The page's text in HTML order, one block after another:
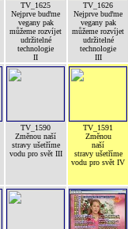
TV_1625
Nejprve buďme
vegany pak
můžeme rozvíjet
udržitelné
technologie
II
TV_1626
Nejprve buďme
vegany pak
můžeme rozvíjet
udržitelné
technologie
III
TV_1590
Změnou naší
stravy ušetříme
vodu pro svět III
TV_1591
Změnou
naší
stravy ušetříme
vodu pro svět IV